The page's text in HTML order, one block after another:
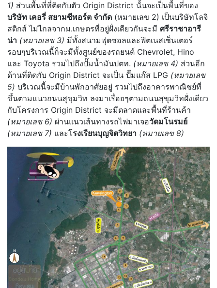
1) ส่วนพื้นที่ที่ติดกับตัว Origin District นั้นจะเป็นพื้นที่ของ
บริษัท เคอรี่ สยามซีพอร์ต จำกัด (หมายเลข 2) เป็นบริษัทโลจิ
สติกส์ ไม่ไกลจากม.เกษตรที่อยู่ฝั่งเดียวกันจะมี ศรีราชาอารี
น่า (หมายเลข 3) มีทั้งสนามฟุตซอลและฟิตเนสเซ็นเตอร์
รอบๆบริเวณนี้ก็จะมีทั้งศูนย์ของรถยนต์ Chevrolet, Hino
และ Toyota รวมไปถึงปั๊มน้ำมันปตท. (หมายเลข 4) ส่วนอีก
ด้านที่ติดกับ Origin District จะเป็น ปั๊มแก๊ส LPG (หมายเลข
5) บริเวณนี้จะมีบ้านพักอาศัยอยู่ รวมไปถึงอาคารพาณิชย์ที่
ขึ้นตามแนวถนนสุขุมวิท ลงมาเรื่อยๆตามถนนสุขุมวิทฝั่งเดียว
กับโครงการ Origin District จะมีตลาดและพื้นที่ร้านค้า
(หมายเลข 6) ผ่านแนวเส้นทางรถไฟมาเจอวัดมโนรมย์
(หมายเลข 7) และโรงเรียนบุญจิตวิทยา (หมายเลข 8)